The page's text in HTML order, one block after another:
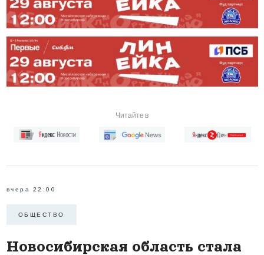
Читайте в
вчера 22:00
ОБЩЕСТВО
Новосибирская область стала